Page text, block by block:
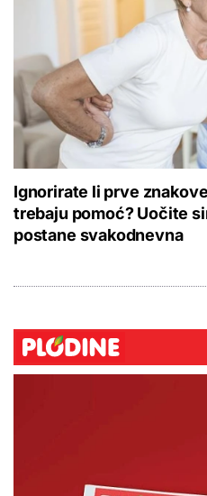
Ignorirate li prve
trebaju pomoć? Uočite
postane svakodnevna